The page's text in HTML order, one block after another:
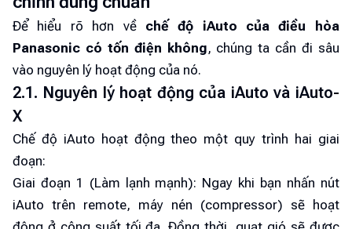
Để hiểu rõ hơn về chế độ iAuto của điều hòa
Panasonic có tốn điện không, chúng ta cần đi sâu
vào nguyên lý hoạt động của nó.
2.1. Nguyên lý hoạt động của iAuto và iAuto-
X
Chế độ iAuto hoạt động theo một quy trình hai giai
đoạn:
Giai đoạn 1 (Làm lạnh mạnh): Ngay khi bạn nhấn nút
iAuto trên remote, máy nén (compressor) sẽ hoạt